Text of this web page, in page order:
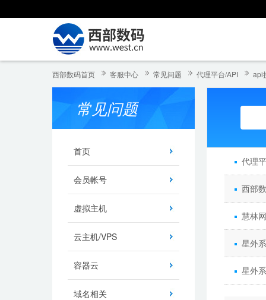
西部数码首页 客服中心 常见问题 代理平台/API api
常见问题
首页
会员帐号
虚拟主机
云主机/VPS
容器云
域名相关
代理
西部
慧林
星外
星外